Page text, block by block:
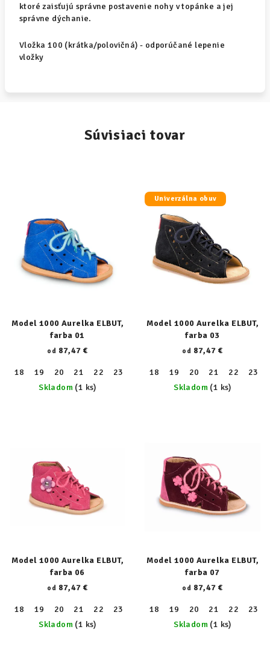
ktoré zaisťujú správne postavenie nohy v topánke a jej
správne dýchanie.
Vložka 100 (krátka/polovičná) - odporúčané lepenie
vložky
Súvisiaci tovar
Model 1000 Aurelka ELBUT,
farba 01
od 87,47 €
18 19 20 21 22 23 25 26 27 28 29
30
Skladom (1 ks)
Univerzálna obuv
Model 1000 Aurelka ELBUT,
farba 03
od 87,47 €
18 19 20 21 22 23
Skladom (1 ks)
Model 1000 Aurelka ELBUT,
farba 06
od 87,47 €
18 19 20 21 22 23 25 26 27 28 29
30
Skladom (1 ks)
Model 1000 Aurelka ELBUT,
farba 07
od 87,47 €
18 19 20 21 22 23
Skladom (1 ks)